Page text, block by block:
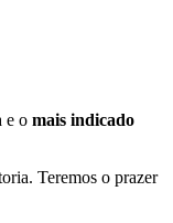
e o mais indicado
Teremos o prazer